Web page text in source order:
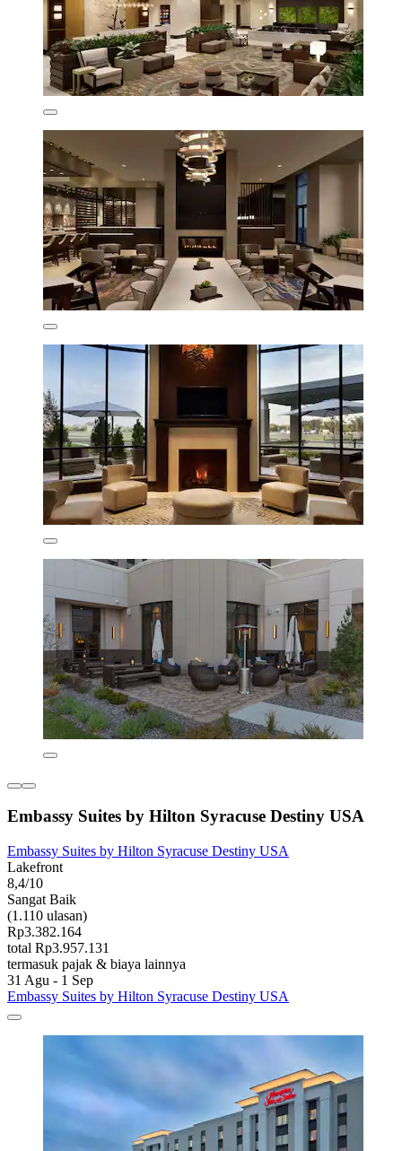
Embassy Suites by Hilton Syracuse Destiny USA
Embassy Suites by Hilton Syracuse Destiny USA
Lakefront
8,4/10
Sangat Baik
(1.110 ulasan)
Rp3.382.164
total Rp3.957.131
termasuk pajak & biaya lainnya
31 Agu - 1 Sep
Embassy Suites by Hilton Syracuse Destiny USA